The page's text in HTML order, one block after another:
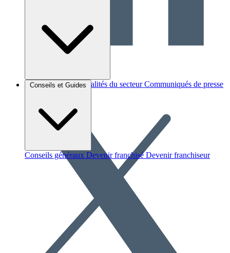
Brèves et actus Actualités du secteur Communiqués de presse
Conseils et Guides
Conseils généraux Devenir franchisé Devenir franchiseur